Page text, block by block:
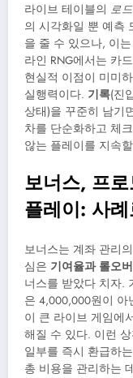
라이브 테이블의 로
의 시각화일 뿐 예측
을 줄 수 있으나, 이
라인 RNG에서는 카
현실적 이점이 미미
실행력이다. 기록(진
상태)을 꾸준히 남기
차를 단순화하고 체
않는 플레이를 지속
보너스, 프
플레이: 사
보너스는 계좌 관리
심은 기여율과 롤오버
너스를 받았다 치자.
은 4,000,000원이 아
이 큰 라이브 게임에
해질 수 있다. 이런
일부를 즉시 환급하는
총 비용을 관리하는